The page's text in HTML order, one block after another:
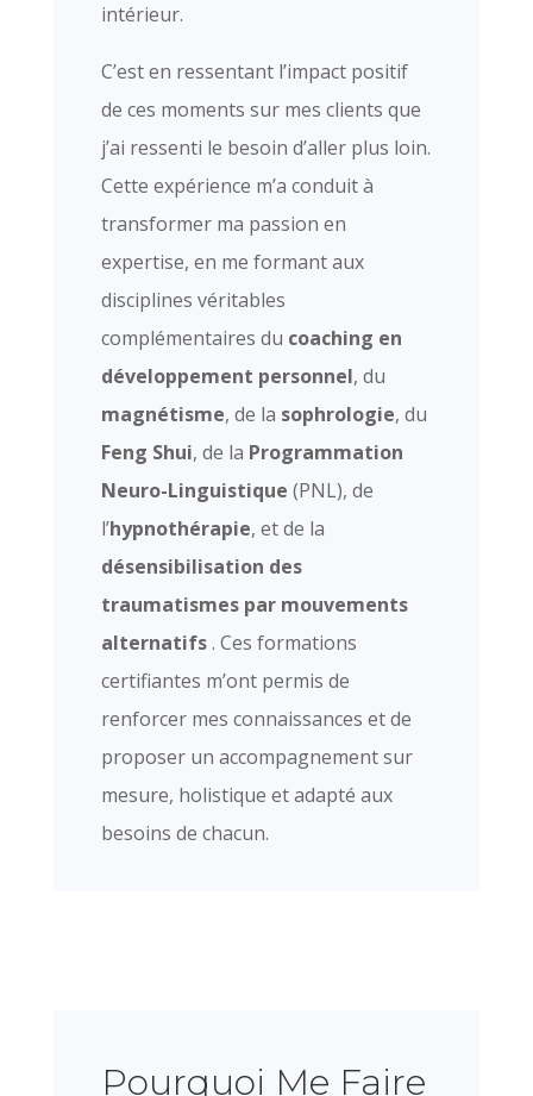
intérieur.
C’est en ressentant l’impact positif
de ces moments sur mes clients que
j’ai ressenti le besoin d’aller plus loin.
Cette expérience m’a conduit à
transformer ma passion en
expertise, en me formant aux
disciplines véritables
complémentaires du coaching en
développement personnel, du
magnétisme, de la sophrologie, du
Feng Shui, de la Programmation
Neuro-Linguistique (PNL), de
l’hypnothérapie, et de la
désensibilisation des
traumatismes par mouvements
alternatifs. Ces formations
certifiantes m’ont permis de
renforcer mes connaissances et de
proposer un accompagnement sur
mesure, holistique et adapté aux
besoins de chacun.
Pourquoi Me Faire